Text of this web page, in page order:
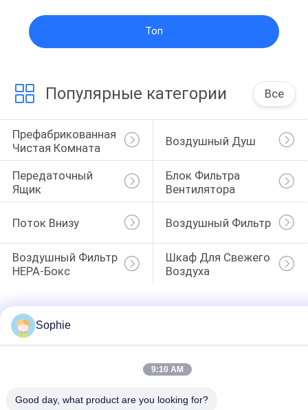
Топ
Популярные категории Все
Префабрикованная
Чистая Комната
Воздушный Душ
Передаточный
Ящик
Блок Фильтра
Вентилятора
Поток Внизу Воздушный Фильтр
Воздушный Фильтр
HEPA-Бокс
Шкаф Для Свежего
Воздуха
Sophie
9:10 AM
Good day, what product are you looking for?